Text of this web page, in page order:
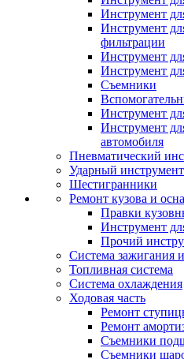
Инструмент
Инструмент
фильтрации
Инструмент
Инструмент
Съемники
Инструмент
Инструмент
автомобиля
Пневматический
Ударный инструмент
Шестигранники
Ремонт кузова и
Правки
Инструмент
Прочий
Система зажигания
Топливная система
Система охлаждения
Ходовая часть
Ремонт
Ремонт
Съемники
Съемники